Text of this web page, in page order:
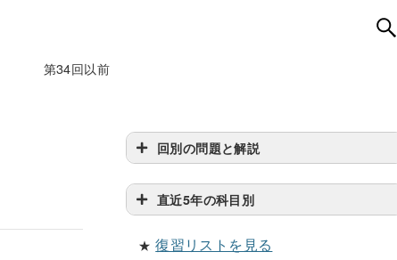
第34回以前
回別の問題と解説
直近5年の科目別
★復習リストを見る